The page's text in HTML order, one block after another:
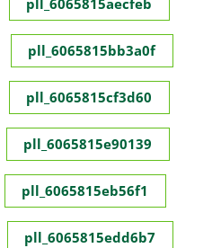
pll_6065815aecfeb
pll_6065815bb3a0f
pll_6065815cf3d60
pll_6065815e90139
pll_6065815eb56f1
pll_6065815edd6b7